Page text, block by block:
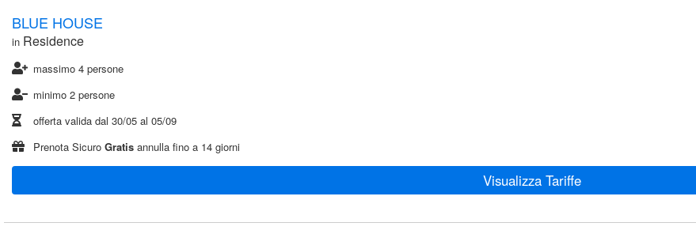
BLUE HOUSE
in Residence
massimo 4 persone
minimo 2 persone
offerta valida dal 30/05 al 05/09
Prenota Sicuro Gratis annulla fino a 14 giorni
Visualizza Tariffe